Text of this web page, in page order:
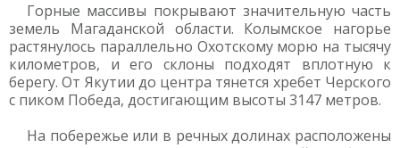
Горные массивы покрывают значительную часть
земель Магаданской области. Колымское нагорье
растянулось параллельно Охотскому морю на тысячу
километров, и его склоны подходят вплотную к
берегу. От Якутии до центра тянется хребет Черского
с пиком Победа, достигающим высоты 3147 метров.
На побережье или в речных долинах расположены